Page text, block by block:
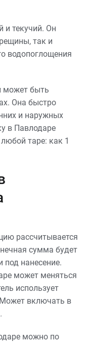
и текучий. Он
так и
водопоглощения
может быть
Она быстро
и наружных
в Павлодаре
таре: как 1
рассчитывается
сумма будет
под нанесение.
может меняться
использует
включать в
можно по